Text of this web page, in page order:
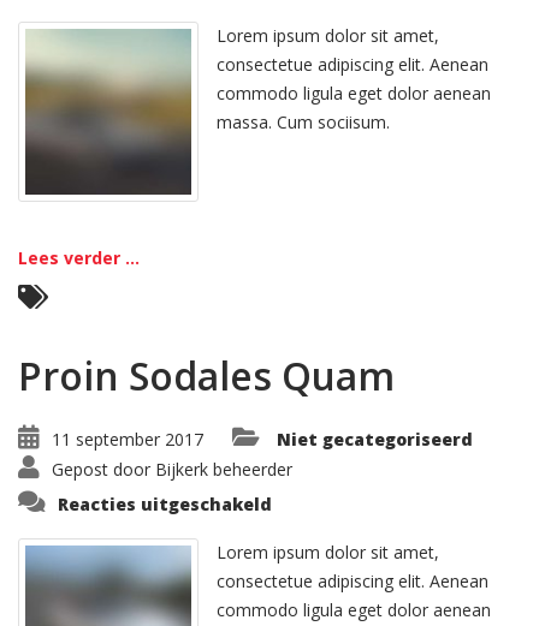
Eti
Lorem ipsum dolor sit amet,
consectetue adipiscing elit. Aenean
commodo ligula eget dolor aenean
massa. Cum sociisum.
Lees verder ...
Proin Sodales Quam
11 september 2017
Niet gecategoriseerd
Gepost door Bijkerk beheerder
Reacties uitgeschakeld
Quam
Lorem ipsum dolor sit amet,
consectetue adipiscing elit. Aenean
commodo ligula eget dolor aenean